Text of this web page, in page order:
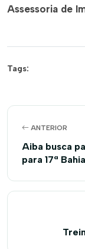
Assessoria de
Tags:
ANTERIOR
Aiba busca
para 17ª